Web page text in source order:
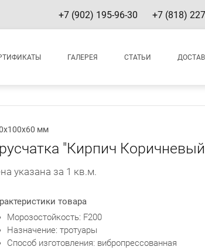
+7 (902) 195-96-30 +7 (818)
ГАЛЕРЕЯ СТАТЬИ
мм
"Кирпич
указана за 1 кв.м.
товара
Морозостойкость: F200
Назначение: тротуары
Способ изготовления: вибропрессованная